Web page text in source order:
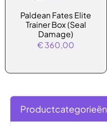
Paldean Fates Elite
Trainer Box (Seal
Damage)
€360,00
Productcategorieën